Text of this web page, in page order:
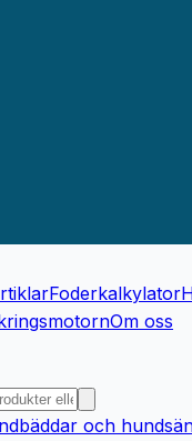
Foderkalkylator
Om oss
och